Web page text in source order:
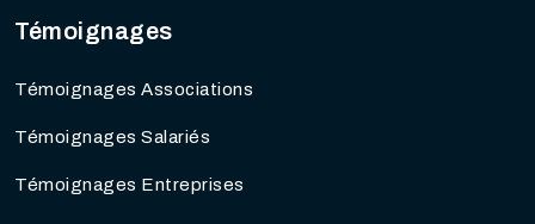
Témoignages
Témoignages Associations
Témoignages Salariés
Témoignages Entreprises